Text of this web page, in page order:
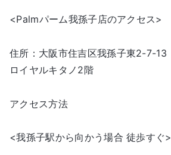
<Palmパーム我孫子店のアクセス>
住所：大阪市住吉区我孫子東2-7-13
ロイヤルキタノ2階
アクセス方法
<我孫子駅から向かう場合 徒歩すぐ>